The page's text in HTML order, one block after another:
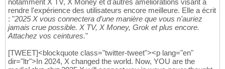
rendre l'expérience des utilisateurs encore meilleure. Elle a écrit
: "2025 X vous connectera d'une manière que vous n'auriez
jamais crue possible. X TV, X Money, Grok et plus encore.
Attachez vos ceintures."
[TWEET]<blockquote class="twitter-tweet"><p lang="en"
dir="ltr">In 2024, X changed the world. Now, YOU are the